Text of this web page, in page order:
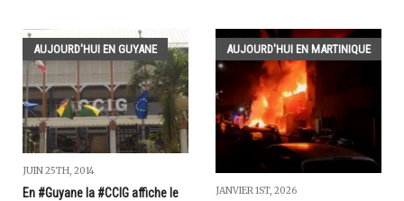
AUJOURD'HUI EN GUYANE
JUIN 25TH, 2014
En #Guyane la #CCIG affiche le
AUJOURD'HUI EN MARTINIQUE
JANVIER 1ST, 2026